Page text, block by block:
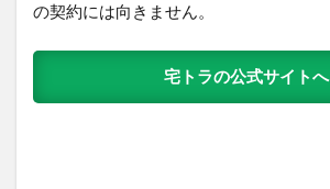
の契約には向きません。
宅トラの公式サイトへ